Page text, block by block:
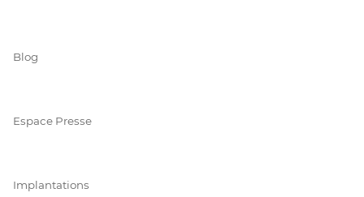
Blog
Espace Presse
Implantations